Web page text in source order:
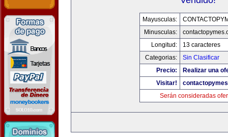
Mayusculas:
Minusculas:
Longitud:
13 caracteres
Categorias:
Sin Clasificar
Precio:
Realizar una
Visitar!
Serán consideradas